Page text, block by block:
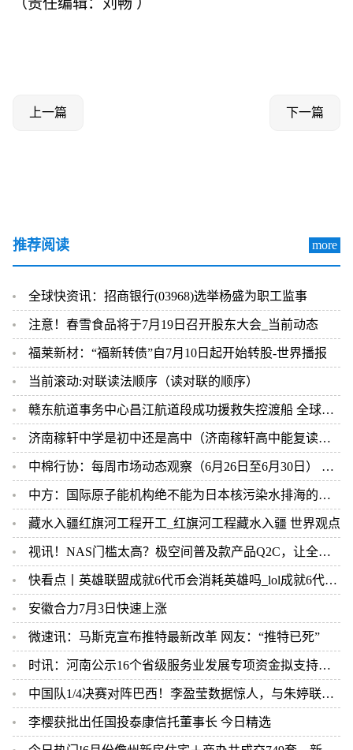
（责任编辑：刘畅 ）
上一篇 下一篇
推荐阅读 more
全球快资讯：招商银行(03968)选举杨盛为职工监事
注意！春雪食品将于7月19日召开股东大会_当前动态
福莱新材：“福新转债”自7月10日起开始转股-世界播报
当前滚动:对联读法顺序（读对联的顺序）
赣东航道事务中心昌江航道段成功援救失控渡船 全球视讯
济南稼轩中学是初中还是高中（济南稼轩高中能复读吗）
中棉行协：每周市场动态观察（6月26日至6月30日） 即时焦点
中方：国际原子能机构绝不能为日本核污染水排海的错误行径背书 全球新消息
藏水入疆红旗河工程开工_红旗河工程藏水入疆 世界观点
视讯！NAS门槛太高？极空间普及款产品Q2C，让全家人都可以实现数据存储自由
快看点丨英雄联盟成就6代币会消耗英雄吗_lol成就6代币怎么用
安徽合力7月3日快速上涨
微速讯：马斯克宣布推特最新改革 网友：“推特已死”
时讯：河南公示16个省级服务业发展专项资金拟支持项目｜名单
中国队1/4决赛对阵巴西！李盈莹数据惊人，与朱婷联手或天下无敌 热讯
李樱获批出任国投泰康信托董事长 今日精选